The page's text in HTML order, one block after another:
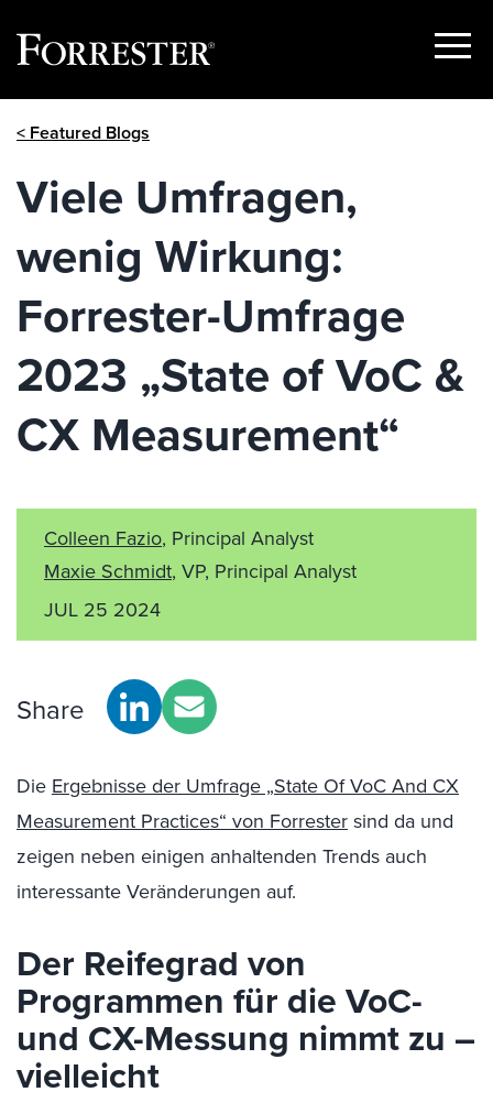
Show
< Featured Blogs
Viele Umfragen,
wenig Wirkung:
Forrester-Umfrage
2023 „State of VoC &
CX Measurement“
Colleen Fazio, Principal Analyst
Maxie Schmidt, VP, Principal Analyst
JUL 25 2024
Share
Die Ergebnisse der Umfrage „State Of VoC And CX
Measurement Practices“ von Forrestersind da und
zeigen neben einigen anhaltenden Trends auch
interessante Veränderungen auf.
Der Reifegrad von
Programmen für die VoC-
und CX-Messung nimmt zu –
vielleicht